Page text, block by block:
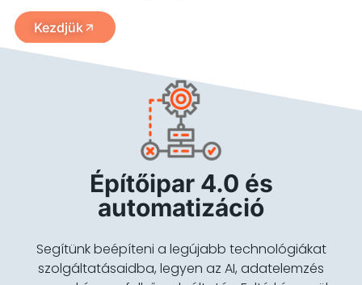
Kezdjük
Építőipar 4.0 és
automatizáció
Segítünk beépíteni a legújabb technológiákat
szolgáltatásaidba, legyen az AI, adatelemzés